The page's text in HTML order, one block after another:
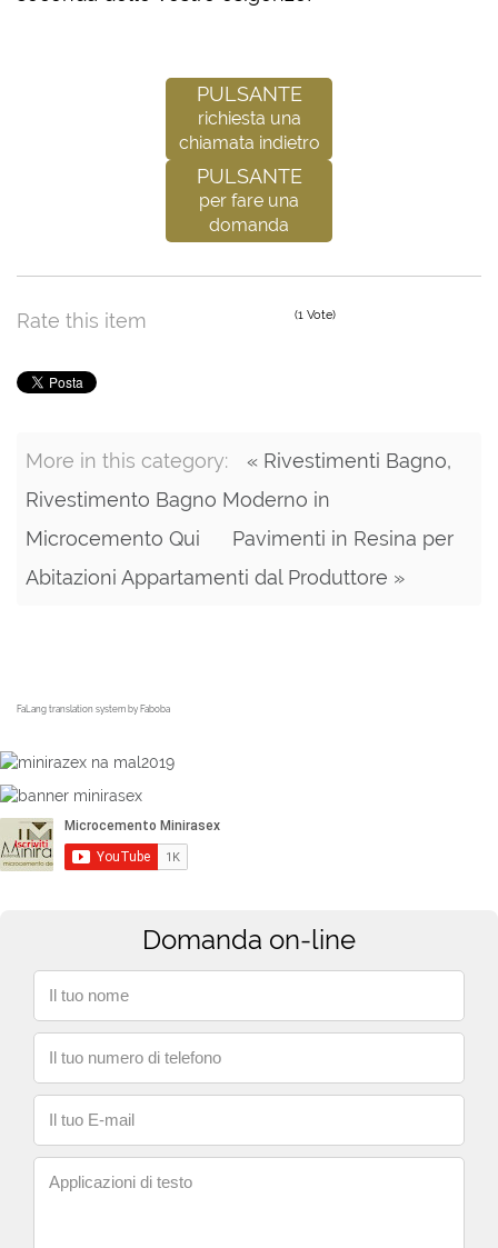
Pulsante
richiesta una
chiamata indietro
Pulsante
per fare una
domanda
Rate this item (1 Vote)
More in this category:
« Rivestimenti Bagno,
Rivestimento Bagno Moderno in
Microcemento Qui
Pavimenti in Resina per
Abitazioni Appartamenti dal Produttore »
FaLang translation system by Faboba
Domanda on-line
Il tuo nome
Il tuo numero di telefono
Il tuo E-mail
Applicazioni di testo